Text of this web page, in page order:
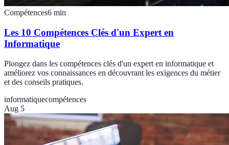
Compétences6 min
Les 10 Compétences Clés d'un Expert en
Informatique
Plongez dans les compétences clés d'un expert en informatique et
améliorez vos connaissances en découvrant les exigences du métier
et des conseils pratiques.
informatiquecompétences
Aug 5